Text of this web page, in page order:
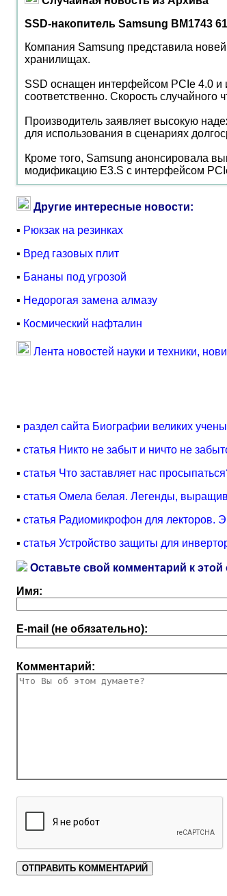
SSD-накопитель Samsung BM1743
Компания Samsung представила
хранилищах.
SSD оснащен интерфейсом PCIe 4.0 и
соответственно. Скорость
Производитель заявляет высокую
для использования в сценариях
Кроме того, Samsung анонсировала
модификацию E3.S с интерфейсом
Другие интересные новости:
▪ Рюкзак на резинках
▪ Вред газовых плит
▪ Бананы под угрозой
▪ Недорогая замена алмазу
▪ Космический нафталин
Лента новостей науки и техники,
▪ раздел сайта Биографии великих
▪ статья Никто не забыт и ничто не
▪ статья Что заставляет нас
▪ статья Омела белая. Легенды,
▪ статья Радиомикрофон для лекторов.
▪ статья Устройство защиты для
Оставьте свой комментарий к этой
Имя:
E-mail (не обязательно):
Комментарий: